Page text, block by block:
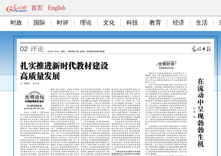
首页 English
时政 国际 时评 理论 文化 科技 教育 经济 生活